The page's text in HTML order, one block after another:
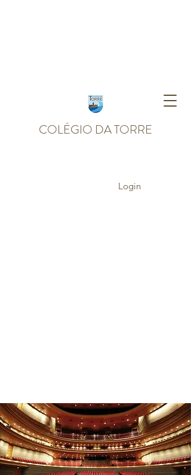
COLÉGIO DA TORRE
Login